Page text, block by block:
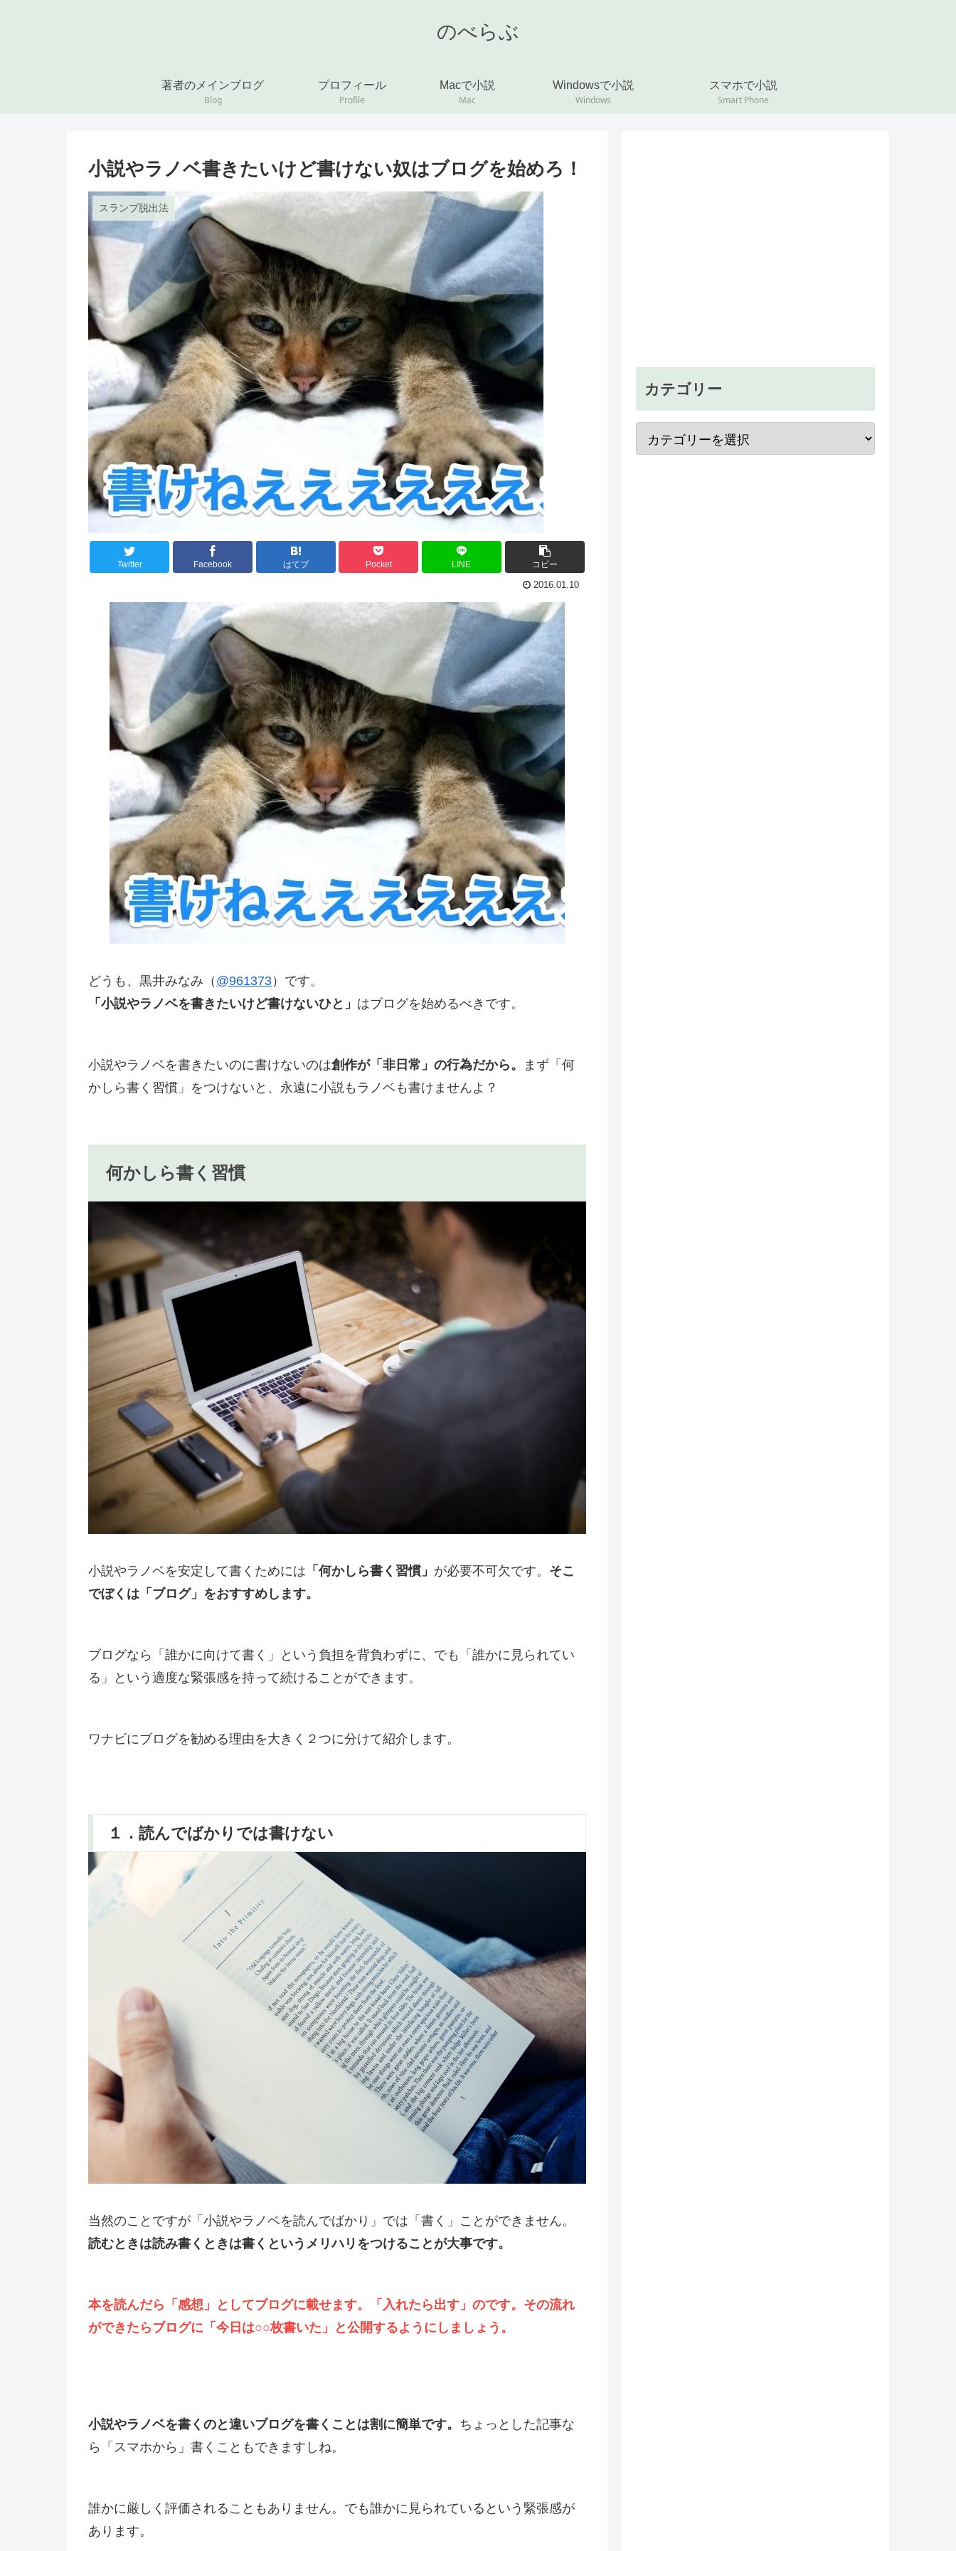
のべらぶ
著者のメインブログ
Blog
プロフィール
Profile
Macで小説
Mac
Windowsで小説
Windows
スマホで小説
Smart Phone
小説やラノベ書きたいけど書けない奴はブログを始めろ！
スランプ脱出法
Twitter Facebook はてブ Pocket LINE コピー
2016.01.10
どうも、黒井みなみ（ @961373）です。
「小説やラノベを書きたいけど書けないひと」 はブログを始めるべきです。
小説やラノベを書きたいのに書けないのは創作が「非日常」の行為だから。
まず「何
かしら書く習慣」をつけないと、永遠に小説もラノベも書けませんよ？
何かしら書く習慣
小説やラノベを安定して書くためには 「何かしら書く習慣」 が必要不可欠です。 そこ
でぼくは「ブログ」をおすすめします。
ブログなら「誰かに向けて書く」という負担を背負わずに、でも「誰かに見られてい
る」という適度な緊張感を持って続けることができます。
ワナビにブログを勧める理由を大きく２つに分けて紹介します。
１．読んでばかりでは書けない
当然のことですが「小説やラノベを読んでばかり」では「書く」ことができません。
読むときは読み書くときは書くというメリハリをつけることが大事です。
本を読んだら「感想」としてブログに載せます。「入れたら出す」のです。その流れ
ができたらブログに「今日は○○枚書いた」と公開するようにしましょう。
小説やラノベを書くのと違いブログを書くことは割に簡単です。 ちょっとした記事な
ら「スマホから」書くこともできますしね。
誰かに厳しく評価されることもありません。でも誰かに見られているという緊張感が
あります。
カテゴリー